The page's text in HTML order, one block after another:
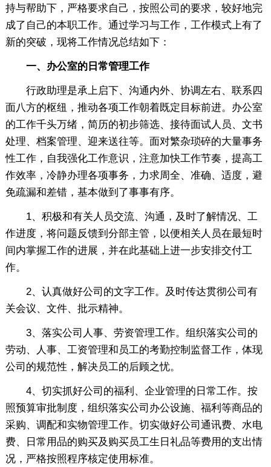
持与帮助下，严格要求自己，按照公司的要求，较好地完
成了自己的本职工作。通过学习与工作，工作模式上有了
新的突破，现将工作情况总结如下：
一、办公室的日常管理工作
行政助理是承上启下、沟通内外、协调左右、联系四
面八方的枢纽，推动各项工作朝着既定目标前进。办公室
的工作千头万绪，简历的初步筛选、接待面试人员、文书
处理、档案管理、迎来送往等。面对繁杂琐碎的大量事务
性工作，自我强化工作意识，注意加快工作节奏，提高工
作效率，冷静办理各项事务，力求周全、准确、适度，避
免疏漏和差错，基本做到了事事有序。
1、积极和有关人员交流、沟通，及时了解情况、工
作进度，将问题反馈到分部主管，以便相关人员在最短时
间内掌握工作的进展，并在此基础上进一步安排交付工
作。
2、认真做好公司的文字工作。及时传达贯彻公司有
关会议、文件、批示精神。
3、落实公司人事、劳资管理工作。组织落实公司的
劳动、人事、工资管理和员工的考勤控制监督工作，体现
公司的规范性，解决员工的后顾之忧。
4、切实抓好公司的福利、企业管理的日常工作。按
照预算审批制度，组织落实公司办公设施、福利等商品的
采购、调配和实物管理工作。切实做好公司通讯费、水电
费、日常用品的购买及购买员工生日礼品等费用的支出情
况，严格按照程序核定使用标准。